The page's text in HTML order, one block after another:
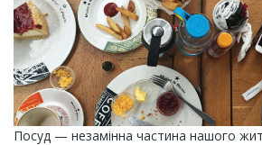
Посуд — незамінна частина нашого